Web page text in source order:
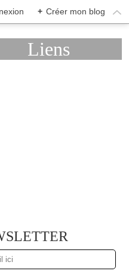
+ Créer mon blog
Liens